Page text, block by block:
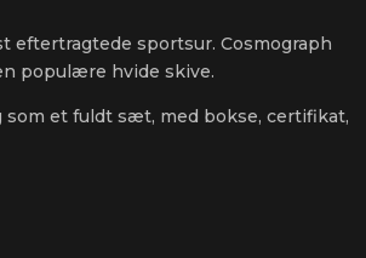
eftertragtede sportsur. Cosmograph
populære hvide skive.
som et fuldt sæt, med bokse, certifikat,